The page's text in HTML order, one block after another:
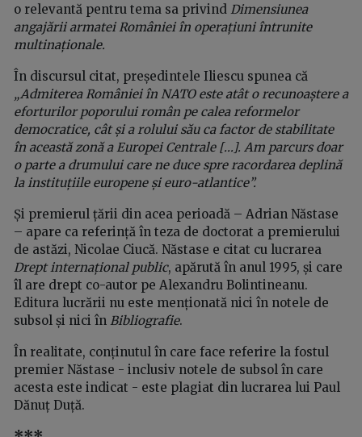
o relevantă pentru tema sa privind Dimensiunea
angajării armatei României în operațiuni întrunite
multinaționale.
În discursul citat, președintele Iliescu spunea că
„Admiterea României în NATO este atât o recunoaștere a
eforturilor poporului român pe calea reformelor
democratice, cât și a rolului său ca factor de stabilitate
în această zonă a Europei Centrale [...]. Am parcurs doar
o parte a drumului care ne duce spre racordarea deplină
la instituțiile europene și euro-atlantice”.
Și premierul țării din acea perioadă – Adrian Năstase
– apare ca referință în teza de doctorat a premierului
de astăzi, Nicolae Ciucă. Năstase e citat cu lucrarea
Drept internațional public, apărută în anul 1995, și care
îl are drept co-autor pe Alexandru Bolintineanu.
Editura lucrării nu este menționată nici în notele de
subsol și nici în Bibliografie.
În realitate, conținutul în care face referire la fostul
premier Năstase - inclusiv notele de subsol în care
acesta este indicat - este plagiat din lucrarea lui Paul
Dănuț Duță.